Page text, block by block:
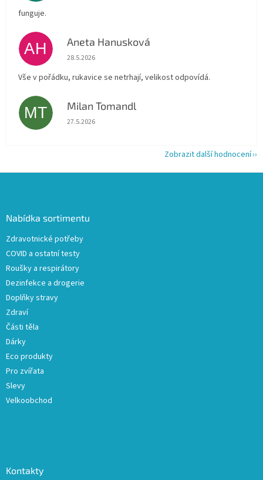
funguje.
AH Aneta Hanusková
Hodnocení obchodu je 5 z 5 hvězdiček.
28.5.2026
Vše v pořádku, rukavice se netrhají, velikost odpovídá.
MT Milan Tomandl
Hodnocení obchodu je 5 z 5 hvězdiček.
27.5.2026
Zobrazit další hodnocení
Nabídka sortimentu
Zdravotnické potřeby
COVID a ostatní testy
Roušky a respirátory
Dezinfekce a drogerie
Doplňky stravy
Zdraví
Části těla
Dárky
Eco produkty
Pro zvířata
Slevy
Velkoobchod
Kontakty